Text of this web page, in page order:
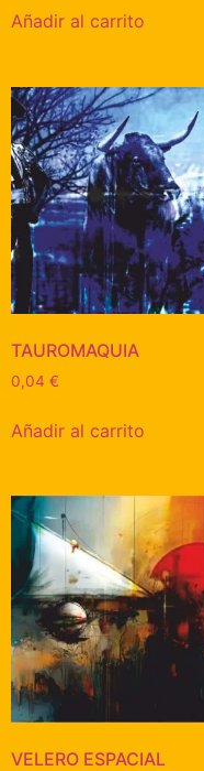
Añadir al carrito
TAUROMAQUIA
0,04 €
Añadir al carrito
VELERO ESPACIAL